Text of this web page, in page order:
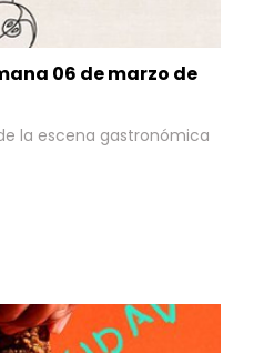
06 de marzo de
la escena gastronómica